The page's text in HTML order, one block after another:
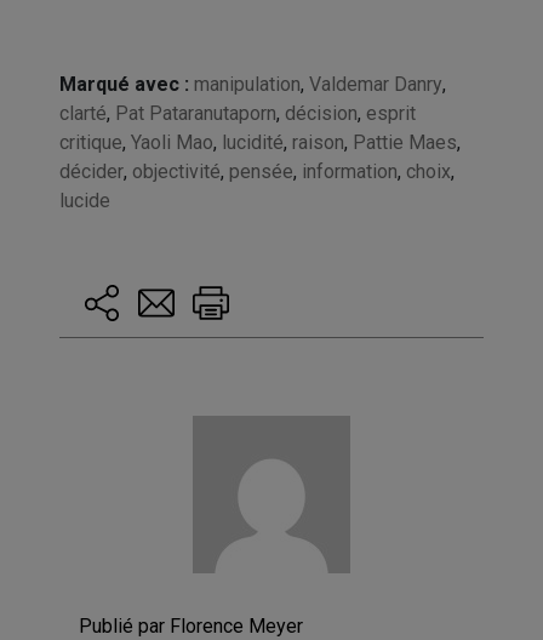
Marqué avec : manipulation, Valdemar Danry,
clarté, Pat Pataranutaporn, décision, esprit
critique, Yaoli Mao, lucidité, raison, Pattie Maes,
décider, objectivité, pensée, information, choix,
lucide
Publié par Florence Meyer